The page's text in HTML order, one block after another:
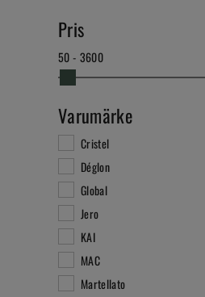
Pris
50 - 3600
Varumärke
Cristel
Déglon
Global
Jero
KAI
MAC
Martellato